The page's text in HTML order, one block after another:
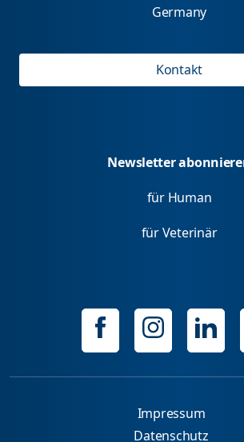
Germany
Kontakt
Newsletter
für Human
für Veterinär
Impressum
Datenschutz